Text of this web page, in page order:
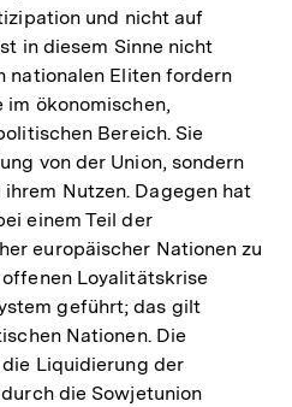
und nicht auf
in diesem Sinne nicht
nationalen Eliten fordern
im ökonomischen,
Bereich. Sie
von der Union, sondern
Nutzen. Dagegen hat
einem Teil der
europäischer Nationen zu
Loyalitätskrise
geführt; das gilt
Nationen. Die
Liquidierung der
die Sowjetunion